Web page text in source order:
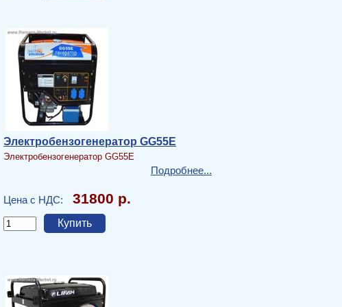
Электробензогенератор GG55E
Электробензогенератор GG55E
Подробнее...
Цена с НДС: 31800 р.